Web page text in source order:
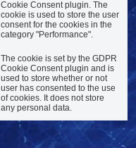
Cookie Consent plugin. The
cookie is used to store the user
consent for the cookies in the
category "Performance".
The cookie is set by the GDPR
Cookie Consent plugin and is
used to store whether or not
user has consented to the use
of cookies. It does not store
any personal data.